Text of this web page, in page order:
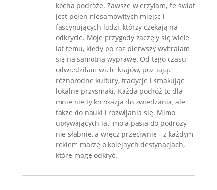
kocha podróże. Zawsze wierzyłam, że świat
jest pełen niesamowitych miejsc i
fascynujących ludzi, którzy czekają na
odkrycie. Moje przygody zaczęły się wiele
lat temu, kiedy po raz pierwszy wybrałam
się na samotną wyprawę. Od tego czasu
odwiedziłam wiele krajów, poznając
różnorodne kultury, tradycje i smakując
lokalne przysmaki. Każda podróż to dla
mnie nie tylko okazja do zwiedzania, ale
także do nauki i rozwijania się. Mimo
upływających lat, moja pasja do podróży
nie słabnie, a wręcz przeciwnie - z każdym
rokiem marzę o kolejnych destynacjach,
które mogę odkryć.